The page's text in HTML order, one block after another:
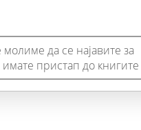
молиме да се најавите за
имате пристап до книгите